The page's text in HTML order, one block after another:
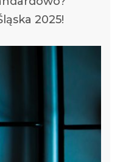
2025!